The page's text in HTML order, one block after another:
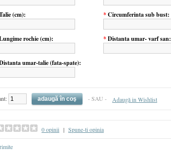
(cm): *Circumferinta sub bust:
rochie (cm): *Distanta umar- varf san:
umar-talie (fata-spate):
- SAU - Adaugă in Wishlist
0 opinii |Spune-ti opinia